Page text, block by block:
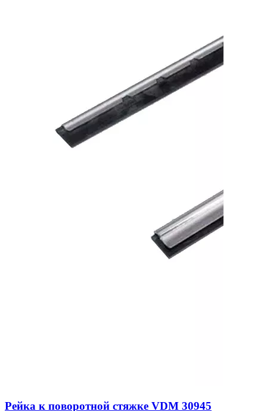
Рейка к поворотной стяжке VDM 30945